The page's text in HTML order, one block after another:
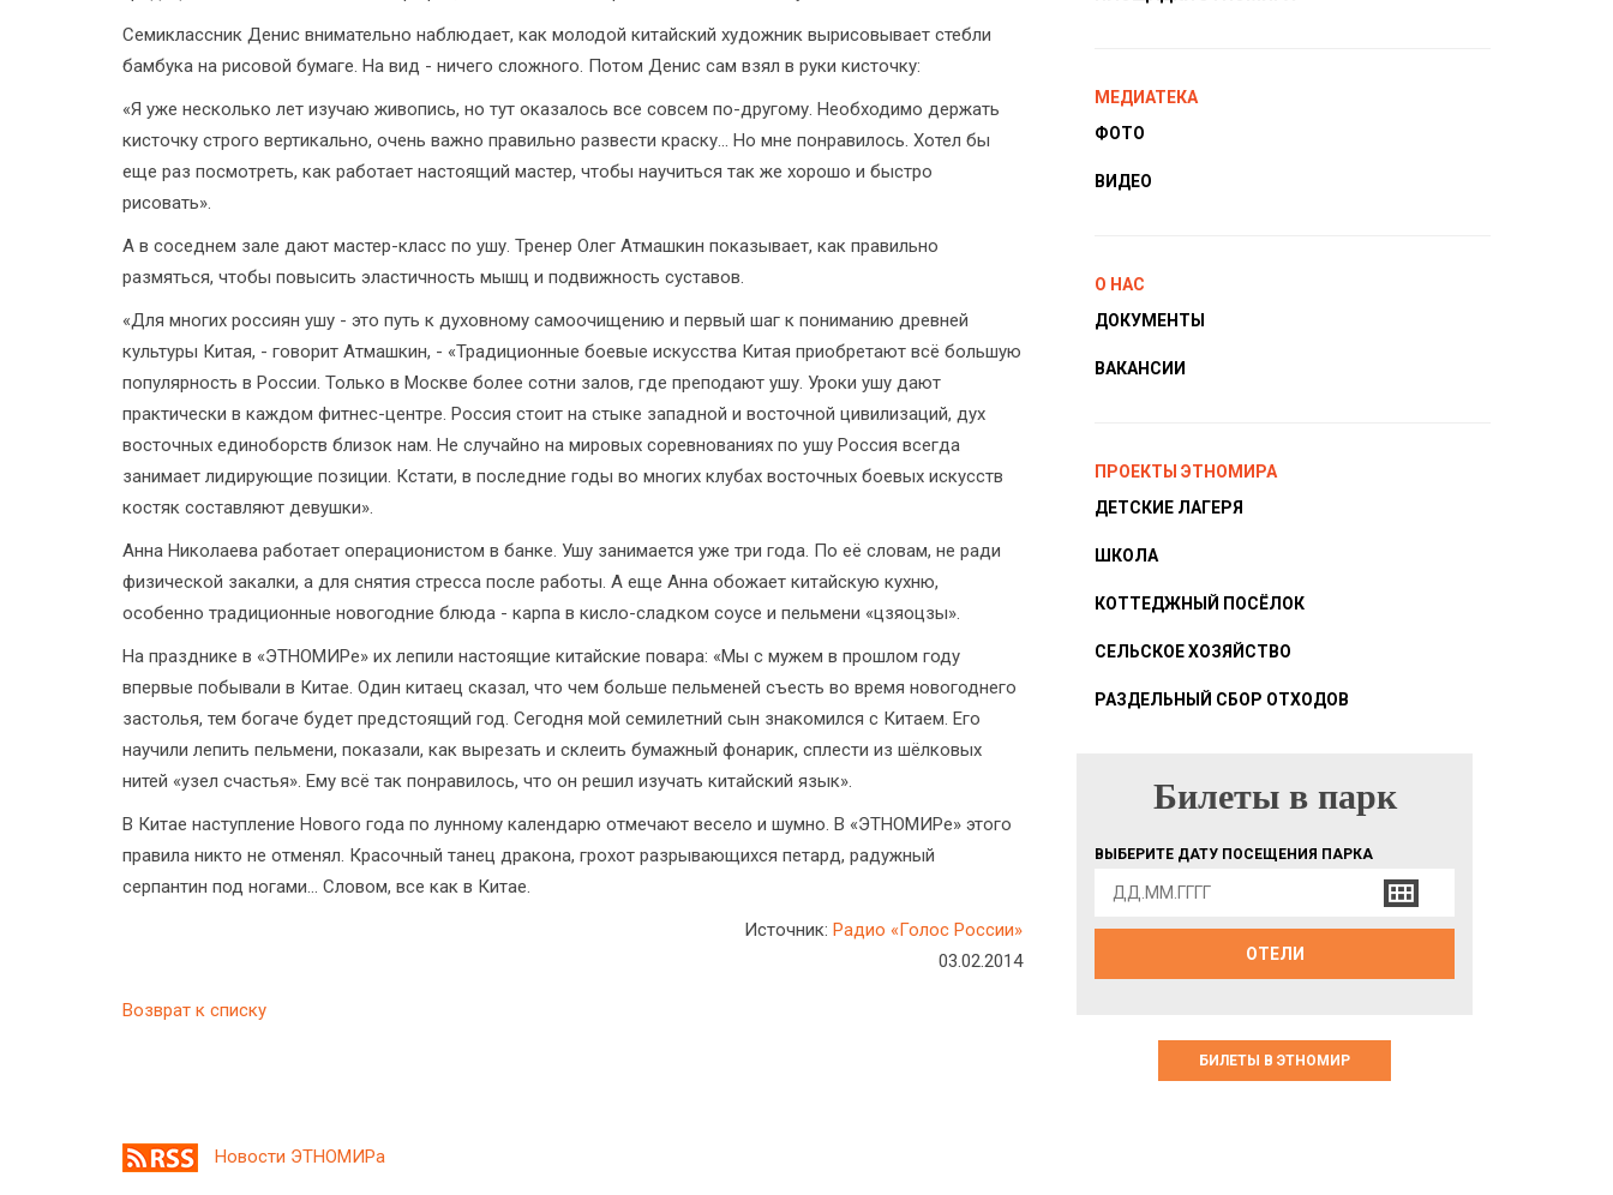
Семиклассник Денис внимательно наблюдает, как молодой китайский художник вырисовывает стебли
бамбука на рисовой бумаге. На вид - ничего сложного. Потом Денис сам взял в руки кисточку:
«Я уже несколько лет изучаю живопись, но тут оказалось все совсем по-другому. Необходимо держать
кисточку строго вертикально, очень важно правильно развести краску... Но мне понравилось. Хотел бы
еще раз посмотреть, как работает настоящий мастер, чтобы научиться так же хорошо и быстро
рисовать».
А в соседнем зале дают мастер-класс по ушу. Тренер Олег Атмашкин показывает, как правильно
размяться, чтобы повысить эластичность мышц и подвижность суставов.
«Для многих россиян ушу - это путь к духовному самоочищению и первый шаг к пониманию древней
культуры Китая, - говорит Атмашкин, - «Традиционные боевые искусства Китая приобретают всё большую
популярность в России. Только в Москве более сотни залов, где преподают ушу. Уроки ушу дают
практически в каждом фитнес-центре. Россия стоит на стыке западной и восточной цивилизаций, дух
восточных единоборств близок нам. Не случайно на мировых соревнованиях по ушу Россия всегда
занимает лидирующие позиции. Кстати, в последние годы во многих клубах восточных боевых искусств
костяк составляют девушки».
Анна Николаева работает операционистом в банке. Ушу занимается уже три года. По её словам, не ради
физической закалки, а для снятия стресса после работы. А еще Анна обожает китайскую кухню,
особенно традиционные новогодние блюда - карпа в кисло-сладком соусе и пельмени «цзяоцзы».
На празднике в «ЭТНОМИРе» их лепили настоящие китайские повара: «Мы с мужем в прошлом году
впервые побывали в Китае. Один китаец сказал, что чем больше пельменей съесть во время новогоднего
застолья, тем богаче будет предстоящий год. Сегодня мой семилетний сын знакомился с Китаем. Его
научили лепить пельмени, показали, как вырезать и склеить бумажный фонарик, сплести из шёлковых
нитей «узел счастья». Ему всё так понравилось, что он решил изучать китайский язык».
В Китае наступление Нового года по лунному календарю отмечают весело и шумно. В «ЭТНОМИРе» этого
правила никто не отменял. Красочный танец дракона, грохот разрывающихся петард, радужный
серпантин под ногами... Словом, все как в Китае.
Источник: Радио «Голос России»
03.02.2014
Возврат к списку
МЕДИАТЕКА
ФОТО
ВИДЕО
О НАС
ДОКУМЕНТЫ
ВАКАНСИИ
ПРОЕКТЫ ЭТНОМИРА
ДЕТСКИЕ ЛАГЕРЯ
ШКОЛА
КОТТЕДЖНЫЙ ПОСЁЛОК
СЕЛЬСКОЕ ХОЗЯЙСТВО
РАЗДЕЛЬНЫЙ СБОР ОТХОДОВ
БИЛЕТЫ В ПАРК
Билеты в парк
ВЫБЕРИТЕ ДАТУ ПОСЕЩЕНИЯ ПАРКА
ОТЕЛИ
БИЛЕТЫ В ЭТНОМИР
Новости ЭТНОМИРа